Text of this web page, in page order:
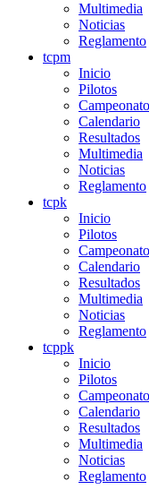
Multimedia
Noticias
Reglamento
tcpm
Inicio
Pilotos
Campeonato
Calendario
Resultados
Multimedia
Noticias
Reglamento
tcpk
Inicio
Pilotos
Campeonato
Calendario
Resultados
Multimedia
Noticias
Reglamento
tcppk
Inicio
Pilotos
Campeonato
Calendario
Resultados
Multimedia
Noticias
Reglamento